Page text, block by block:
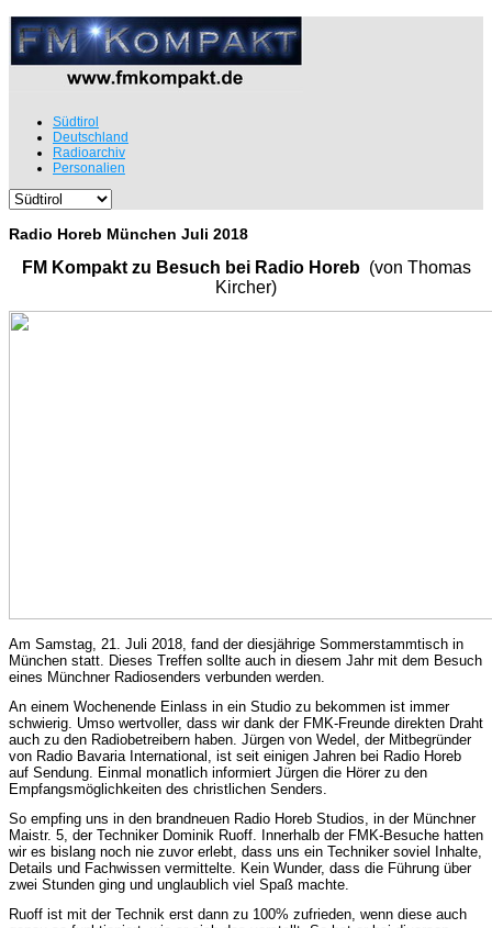
Südtirol
Deutschland
Radioarchiv
Personalien
Radio Horeb München Juli 2018
FM Kompakt zu Besuch bei Radio Horeb (von Thomas
Kircher)
Am Samstag, 21. Juli 2018, fand der diesjährige Sommerstammtisch in
München statt. Dieses Treffen sollte auch in diesem Jahr mit dem Besuch
eines Münchner Radiosenders verbunden werden.
An einem Wochenende Einlass in ein Studio zu bekommen ist immer
schwierig. Umso wertvoller, dass wir dank der FMK-Freunde direkten Draht
auch zu den Radiobetreibern haben. Jürgen von Wedel, der Mitbegründer
von Radio Bavaria International, ist seit einigen Jahren bei Radio Horeb
auf Sendung. Einmal monatlich informiert Jürgen die Hörer zu den
Empfangsmöglichkeiten des christlichen Senders.
So empfing uns in den brandneuen Radio Horeb Studios, in der Münchner
Maistr. 5, der Techniker Dominik Ruoff. Innerhalb der FMK-Besuche hatten
wir es bislang noch nie zuvor erlebt, dass uns ein Techniker soviel Inhalte,
Details und Fachwissen vermittelte. Kein Wunder, dass die Führung über
zwei Stunden ging und unglaublich viel Spaß machte.
Ruoff ist mit der Technik erst dann zu 100% zufrieden, wenn diese auch